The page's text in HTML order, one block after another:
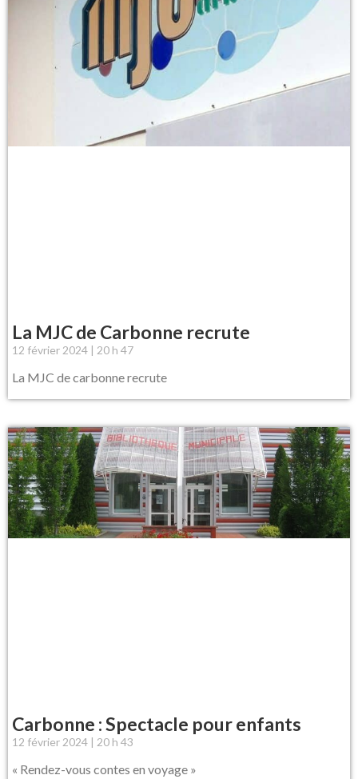
La MJC de Carbonne recrute
12 février 2024 20 h 47
La MJC de carbonne recrute
Carbonne : Spectacle pour enfants
12 février 2024 20 h 43
« Rendez-vous contes en voyage »